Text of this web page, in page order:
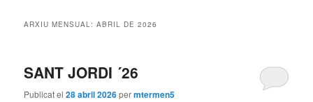
principal
secundari
ARXIU MENSUAL:ABRIL DE 2026
SANT JORDI ´26
Publicat el28 abril 2026permtermen5